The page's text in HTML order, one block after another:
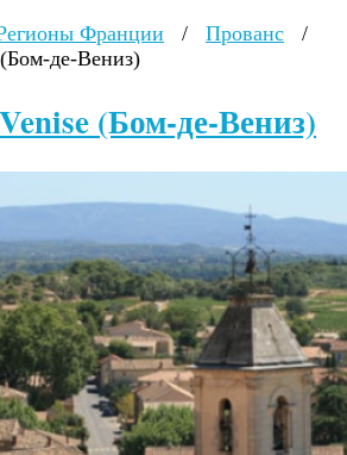
Франции / Прованс
/
де-Вениз)
(Бом-де-Вениз)